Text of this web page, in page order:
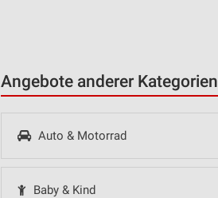
Angebote anderer Kategorien
Auto & Motorrad
Baby & Kind